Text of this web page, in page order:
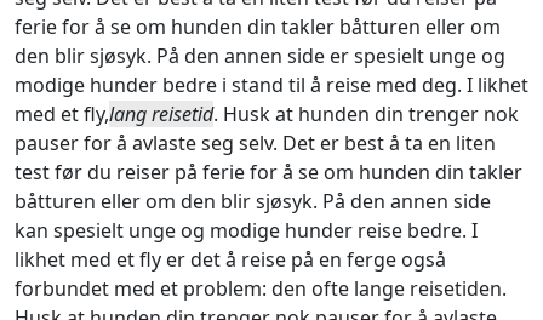
ferie for å se om hunden din takler båtturen eller om
den blir sjøsyk. På den annen side er spesielt unge og
modige hunder bedre i stand til å reise med deg. I likhet
med et fly,lang reisetid. Husk at hunden din trenger nok
pauser for å avlaste seg selv. Det er best å ta en liten
test før du reiser på ferie for å se om hunden din takler
båtturen eller om den blir sjøsyk. På den annen side
kan spesielt unge og modige hunder reise bedre. I
likhet med et fly er det å reise på en ferge også
forbundet med et problem: den ofte lange reisetiden.